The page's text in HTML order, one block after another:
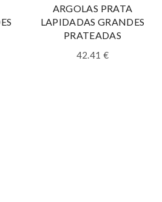
ARGOLAS PRATA
LAPIDADAS GRANDES
PRATEADAS
42.41 €